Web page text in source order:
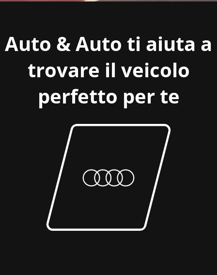
Auto & Auto ti aiuta a
trovare il veicolo
perfetto per te